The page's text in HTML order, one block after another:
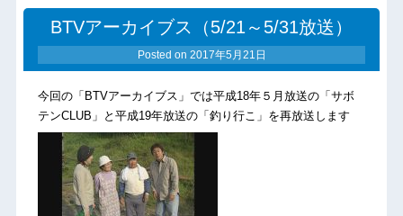
BTVアーカイブス（5/21～5/31放送）
Posted on 2017年5月21日
今回の「BTVアーカイブス」では平成18年５月放送の「サボ
テンCLUB」と平成19年放送の「釣り行こ」を再放送します